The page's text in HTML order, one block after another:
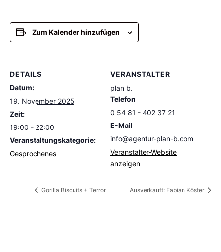
Zum Kalender hinzufügen
DETAILS
Datum:
19. November 2025
Zeit:
19:00 - 22:00
Veranstaltungskategorie:
Gesprochenes
VERANSTALTER
plan b.
Telefon
0 54 81 - 402 37 21
E-Mail
info@agentur-plan-b.com
Veranstalter-Website
anzeigen
Gorilla Biscuits + Terror Ausverkauft: Fabian Köster